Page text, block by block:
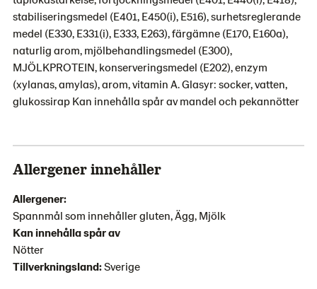
stabiliseringsmedel (E401, E450(i), E516), surhetsreglerande
medel (E330, E331(i), E333, E263), färgämne (E170, E160a),
naturlig arom, mjölbehandlingsmedel (E300),
MJÖLKPROTEIN, konserveringsmedel (E202), enzym
(xylanas, amylas), arom, vitamin A. Glasyr: socker, vatten,
glukossirap Kan innehålla spår av mandel och pekannötter
Allergener innehåller
Allergener:
Spannmål som innehåller gluten, Ägg, Mjölk
Kan innehålla spår av
Nötter
Tillverkningsland:Sverige